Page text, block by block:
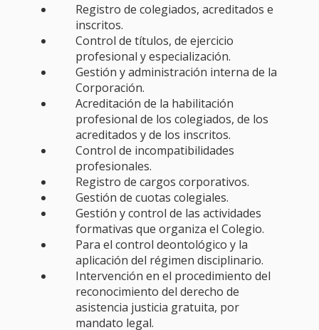
Registro de colegiados, acreditados e
inscritos.
Control de títulos, de ejercicio
profesional y especialización.
Gestión y administración interna de la
Corporación.
Acreditación de la habilitación
profesional de los colegiados, de los
acreditados y de los inscritos.
Control de incompatibilidades
profesionales.
Registro de cargos corporativos.
Gestión de cuotas colegiales.
Gestión y control de las actividades
formativas que organiza el Colegio.
Para el control deontológico y la
aplicación del régimen disciplinario.
Intervención en el procedimiento del
reconocimiento del derecho de
asistencia justicia gratuita, por
mandato legal.